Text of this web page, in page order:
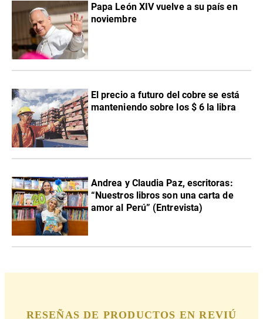
Papa León XIV vuelve a su país en
noviembre
El precio a futuro del cobre se está
manteniendo sobre los $ 6 la libra
Andrea y Claudia Paz, escritoras:
“Nuestros libros son una carta de
amor al Perú” (Entrevista)